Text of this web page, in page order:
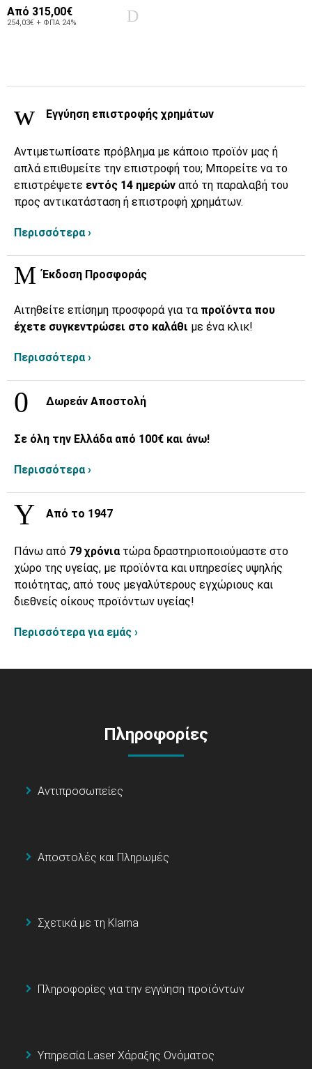
Από 315,00€
254,03€ + ΦΠΑ 24%
Εγγύηση επιστροφής χρημάτων
Αντιμετωπίσατε πρόβλημα με κάποιο προϊόν μας ή
απλά επιθυμείτε την επιστροφή του; Μπορείτε να το
επιστρέψετε εντός 14 ημερών από τη παραλαβή του
προς αντικατάσταση ή επιστροφή χρημάτων.
Περισσότερα ›
Έκδοση Προσφοράς
Αιτηθείτε επίσημη προσφορά για τα προϊόντα που
έχετε συγκεντρώσει στο καλάθι με ένα κλικ!
Περισσότερα ›
Δωρεάν Αποστολή
Σε όλη την Ελλάδα από 100€ και άνω!
Περισσότερα ›
Από το 1947
Πάνω από 79 χρόνια τώρα δραστηριοποιούμαστε στο
χώρο της υγείας, με προϊόντα και υπηρεσίες υψηλής
ποιότητας, από τους μεγαλύτερους εγχώριους και
διεθνείς οίκους προϊόντων υγείας!
Περισσότερα για εμάς ›
Πληροφορίες
Αντιπροσωπείες
Αποστολές και Πληρωμές
Σχετικά με τη Klarna
Πληροφορίες για την εγγύηση προϊόντων
Υπηρεσία Laser Χάραξης Ονόματος